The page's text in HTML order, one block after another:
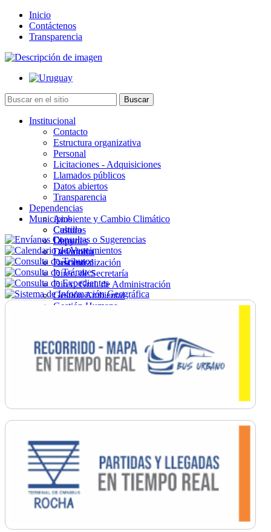
Inicio
Contáctenos
Transparencia
Institucional
Contacto
Estructura organizativa
Personal
Licitaciones - Adquisiciones
Llamados públicos
Datos abiertos
Transparencia
Dependencias
Ambiente y Cambio Climático
Cultura
Deportes
Desarrollo
Descentralización
Direc. de Secretaría
Direc. Gral. de Administración
Gestión Ambiental
Gestión Humana
Ordenamiento
Promoción Social
Salud
Secretaría General
Municipios
Castillos
Chuy
La Paloma
Lascano